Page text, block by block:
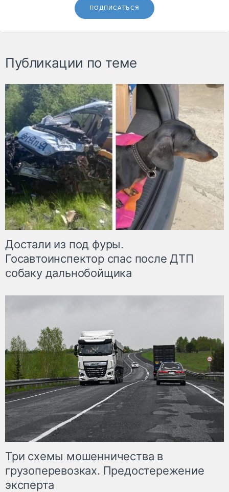
ПОДПИСАТЬСЯ
Публикации по теме
Достали из под фуры.
Госавтоинспектор спас после ДТП
собаку дальнобойщика
Три схемы мошенничества в
грузоперевозках. Предостережение
эксперта